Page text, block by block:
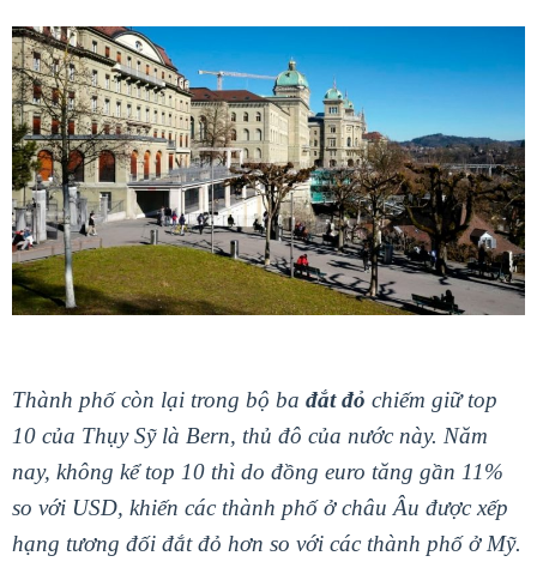
Thành phố còn lại trong bộ ba đắt đỏ chiếm giữ top
10 của Thụy Sỹ là Bern, thủ đô của nước này. Năm
nay, không kể top 10 thì do đồng euro tăng gần 11%
so với USD, khiến các thành phố ở châu Âu được xếp
hạng tương đối đắt đỏ hơn so với các thành phố ở Mỹ.